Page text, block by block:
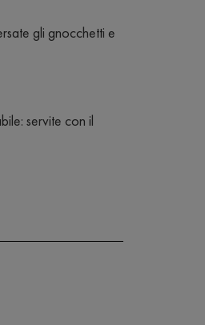
gli gnocchetti e
servite con il